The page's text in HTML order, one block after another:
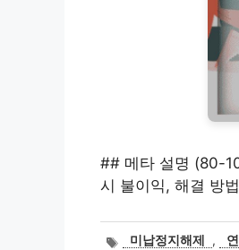
## 메타 설명 (80-
시 불이익, 해결 방
태미납정지해제 ,